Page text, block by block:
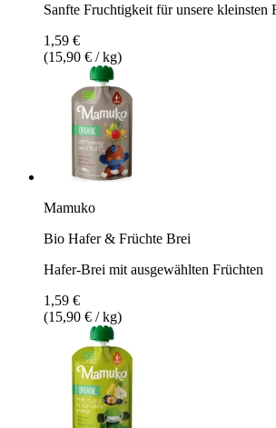
Sanfte Fruchtigkeit für unsere kleinsten
1,59 €
(15,90 € / kg)
Mamuko
Bio Hafer & Früchte Brei
Hafer-Brei mit ausgewählten Früchten
1,59 €
(15,90 € / kg)